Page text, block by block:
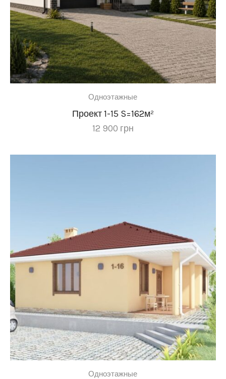
Одноэтажные
Проект 1-15 S=162м²
12 900 грн
Одноэтажные